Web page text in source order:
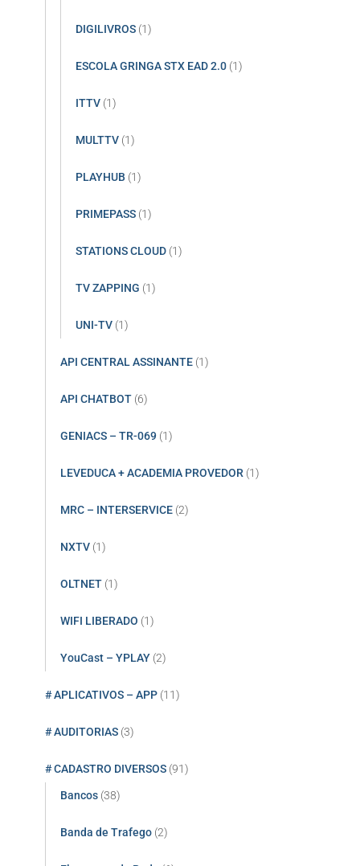
DIGILIVROS (1)
ESCOLA GRINGA STX EAD 2.0 (1)
ITTV (1)
MULTTV (1)
PLAYHUB (1)
PRIMEPASS (1)
STATIONS CLOUD (1)
TV ZAPPING (1)
UNI-TV (1)
API CENTRAL ASSINANTE (1)
API CHATBOT (6)
GENIACS – TR-069 (1)
LEVEDUCA + ACADEMIA PROVEDOR (1)
MRC – INTERSERVICE (2)
NXTV (1)
OLTNET (1)
WIFI LIBERADO (1)
YouCast – YPLAY (2)
# APLICATIVOS – APP (11)
# AUDITORIAS (3)
# CADASTRO DIVERSOS (91)
Bancos (38)
Banda de Trafego (2)